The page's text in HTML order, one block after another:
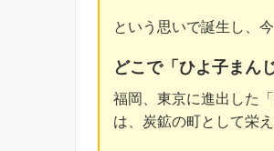
という思いで誕生し、
どこで「ひよ子まん
福岡、東京に進出した
は、炭鉱の町として栄